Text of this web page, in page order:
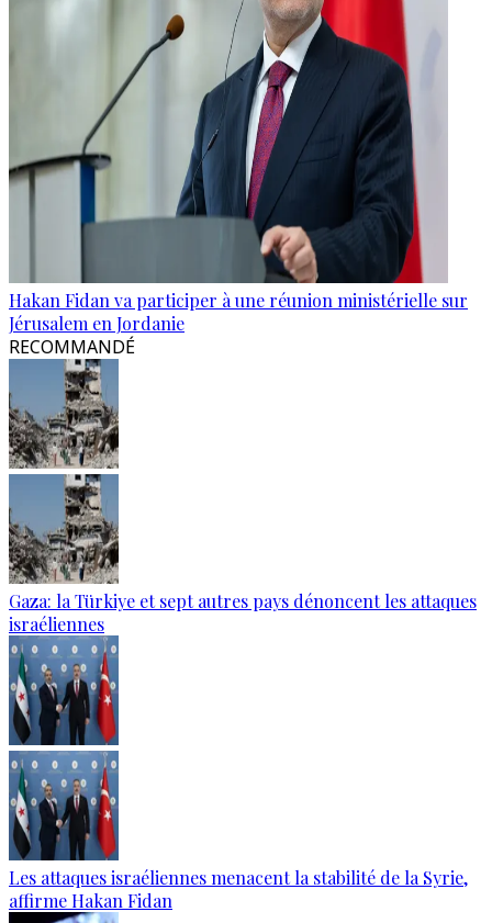
Hakan Fidan va participer à une réunion ministérielle sur
Jérusalem en Jordanie
RECOMMANDÉ
Gaza: la Türkiye et sept autres pays dénoncent les attaques
israéliennes
Les attaques israéliennes menacent la stabilité de la Syrie,
affirme Hakan Fidan